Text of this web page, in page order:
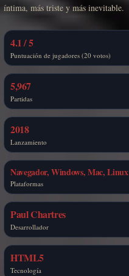
íntima, más triste y más inevitable.
4.1 / 5
Puntuación de jugadores (20 votos)
5,967
Partidas
2018
Lanzamiento
Navegador, Windows, Mac, Linux
Plataformas
Paul Chartres
Desarrollador
HTML5
Tecnología